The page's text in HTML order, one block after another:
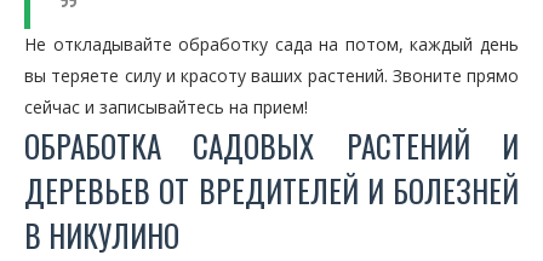
Не откладывайте обработку сада на потом, каждый день
вы теряете силу и красоту ваших растений. Звоните прямо
сейчас и записывайтесь на прием!
ОБРАБОТКА САДОВЫХ РАСТЕНИЙ И
ДЕРЕВЬЕВ ОТ ВРЕДИТЕЛЕЙ И БОЛЕЗНЕЙ
В НИКУЛИНО